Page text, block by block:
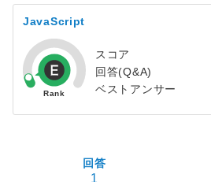
JavaScript
スコア
回答(Q&A)
ベストアンサー
回答
1